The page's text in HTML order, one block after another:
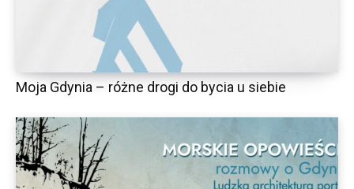
Moja Gdynia – różne drogi do bycia u siebie